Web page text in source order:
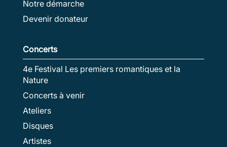
Notre démarche
Devenir donateur
Concerts
4e Festival Les premiers romantiques et la
Nature
Concerts à venir
Ateliers
Disques
Artistes